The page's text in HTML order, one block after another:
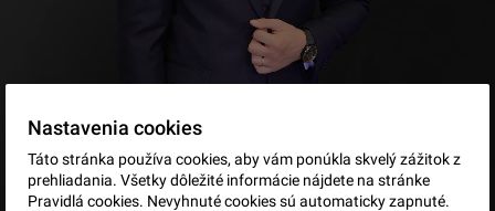
Nastavenia cookies
Táto stránka používa cookies, aby vám ponúkla skvelý zážitok z
prehliadania. Všetky dôležité informácie nájdete na stránke
Pravidlá cookies. Nevyhnuté cookies sú automaticky zapnuté.